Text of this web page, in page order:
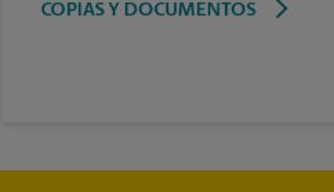
COPIAS Y DOCUMENTOS